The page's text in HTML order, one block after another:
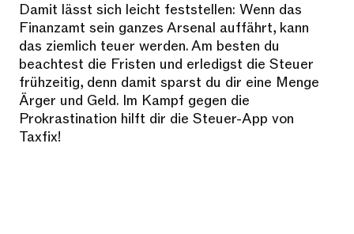
Damit lässt sich leicht feststellen: Wenn das
Finanzamt sein ganzes Arsenal auffährt, kann
das ziemlich teuer werden. Am besten du
beachtest die Fristen und erledigst die Steuer
frühzeitig, denn damit sparst du dir eine Menge
Ärger und Geld. Im Kampf gegen die
Prokrastination hilft dir die Steuer-App von
Taxfix!